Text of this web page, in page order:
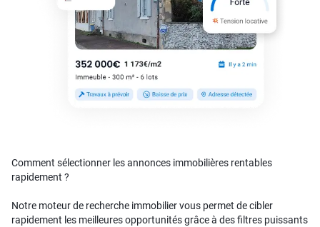
Comment sélectionner les annonces immobilières rentables
rapidement ?
Notre moteur de recherche immobilier vous permet de cibler
rapidement les meilleures opportunités grâce à des filtres puissants